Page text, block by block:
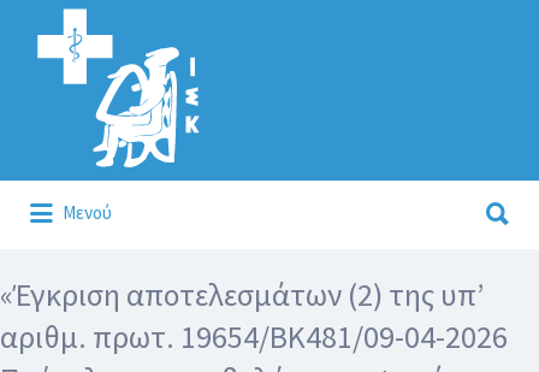
Αναζήτηση
για:
Μενού
για:
«Έγκριση αποτελεσμάτων (2) της υπ’
αριθμ. πρωτ. 19654/ΒΚ481/09-04-2026